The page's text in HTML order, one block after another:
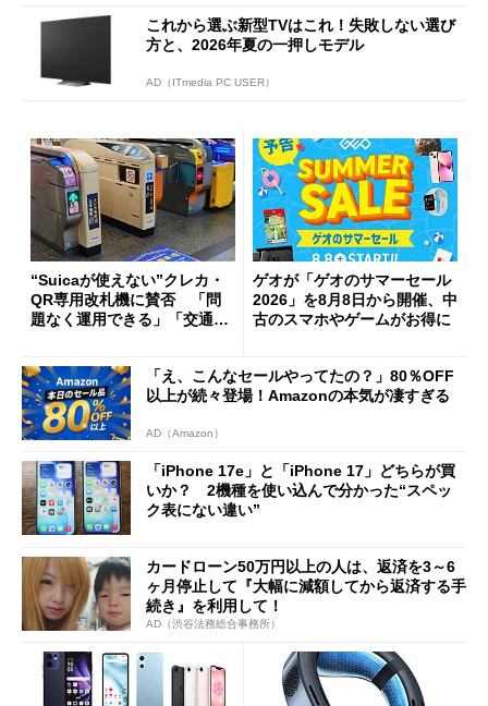
これから選ぶ新型TVはこれ！失敗しない選び
方と、2026年夏の一押しモデル
AD（ITmedia PC USER）
“Suicaが使えない”クレカ・
QR専用改札機に賛否 「問
題なく運用できる」「交通系I
ゲオが「ゲオのサマーセール
2026」を8月8日から開催、中
古のスマホやゲームがお得に
「え、こんなセールやってたの？」80％OFF
以上が続々登場！Amazonの本気が凄すぎる
AD（Amazon）
「iPhone 17e」と「iPhone 17」どちらが買
いか？ 2機種を使い込んで分かった“スペッ
ク表にない違い”
カードローン50万円以上の人は、返済を3～6
ヶ月停止して『大幅に減額してから返済する手
続き』を利用して！
AD（渋谷法務総合事務所）